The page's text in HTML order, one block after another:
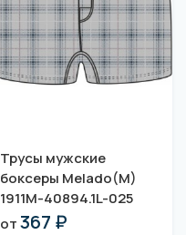
Трусы мужские
боксеры Melado(M)
1911M-40894.1L-025
от367 ₽